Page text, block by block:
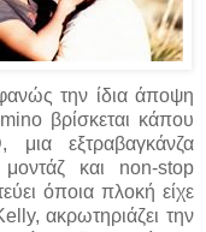
την ίδια άποψη
βρίσκεται κάπου
εξτραβαγκάνζα
μοντάζ και non-stop
όποια πλοκή είχε
ακρωτηριάζει την